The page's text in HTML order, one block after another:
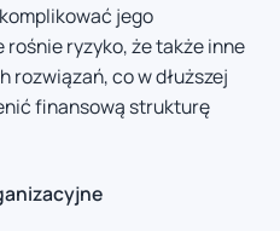
jego
ryzyko, że także inne
rozwiązań, co w dłuższej
finansową strukturę